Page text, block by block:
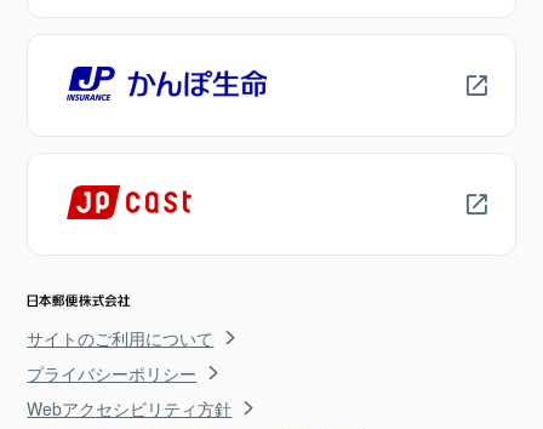
サイトのご利用について
プライバシーポリシー
Webアクセシビリティ方針